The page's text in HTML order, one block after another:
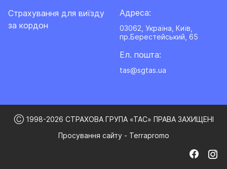
Cтрахування для виїзду
за кордон
Адреса:
03062, Україна, Київ,
пр.Берестейський, 65
Ел. пошта:
tas@sgtas.ua
Ⓒ 1998-2026 СТРАХОВА ГРУПА «ТАС» ПРАВА ЗАХИЩЕНІ
Просування сайту - Terrapromo